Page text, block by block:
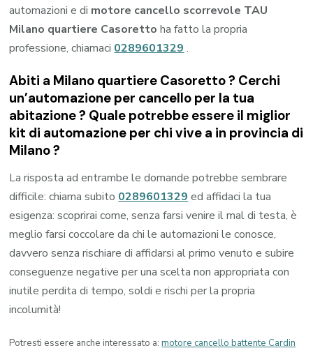
automazioni e di motore cancello scorrevole TAU
Milano quartiere Casoretto ha fatto la propria
professione, chiamaci 0289601329 .
Abiti a Milano quartiere Casoretto? Cerchi
un’automazione per cancello per la tua
abitazione ? Quale potrebbe essere il miglior
kit di automazione per chi vive a in provincia di
Milano?
La risposta ad entrambe le domande potrebbe sembrare
difficile: chiama subito 0289601329 ed affidaci la tua
esigenza: scoprirai come, senza farsi venire il mal di testa, è
meglio farsi coccolare da chi le automazioni le conosce,
davvero senza rischiare di affidarsi al primo venuto e subire
conseguenze negative per una scelta non appropriata con
inutile perdita di tempo, soldi e rischi per la propria
incolumità!
Potresti essere anche interessato a:motore cancello battente Cardin